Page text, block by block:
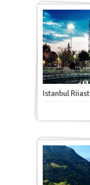
Istanbul Riiast